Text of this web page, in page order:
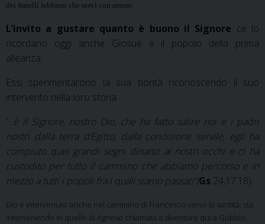
dei fratelli lebbrosi che servì con amore.
L’invito a gustare quanto è buono il Signore ce lo
ricordano oggi anche Giosuè e il popolo della prima
alleanza.
Essi sperimentarono la sua bontà riconoscendo il suo
intervento nella loro storia:
..è il Signore, nostro Dio, che ha fatto salire noi e i padri
nostri dalla terra d’Egitto, dalla condizione servile; egli ha
compiuto quei grandi segni dinanzi ai nostri occhi e ci ha
custodito per tutto il cammino che abbiamo percorso e in
mezzo a tutti i popoli fra i quali siamo passati”(Gs 24,17.18).
Dio è intervenuto anche nel cammino di Francesco verso la santità; sta
intervenendo in quello di Agnese chiamata a diventare qui a Gubbio,